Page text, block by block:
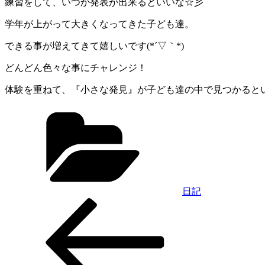
学年が上がって大きくなってきた子ども達。
できる事が増えてきて嬉しいです(*´▽｀*)
どんどん色々な事にチャレンジ！
体験を重ねて、『小さな発見』が子ども達の中で見つかると
日記